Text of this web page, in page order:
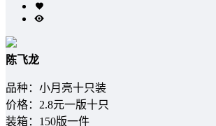
陈飞龙
品种：小月亮十只装
价格：2.8元一版十只
装箱：150版一件